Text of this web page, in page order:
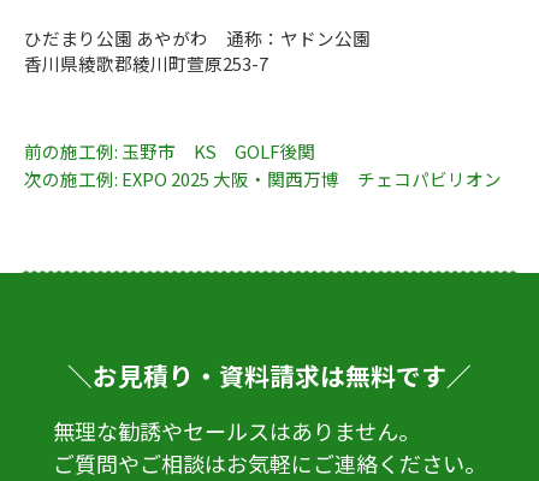
ひだまり公園 あやがわ 通称：ヤドン公園
香川県綾歌郡綾川町萱原253-7
投
稿
ビ
前の施工例: 玉野市 KS GOLF後関
次の施工例: EXPO 2025 大阪・関西万博 チェコパビリオン
＼お見積り・資料請求は無料です／
無理な勧誘やセールスはありません。
ご質問やご相談はお気軽にご連絡ください。